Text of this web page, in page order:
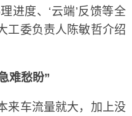
进度、‘云端’反馈等全
工委负责人陈敏哲介绍
难愁盼”
车流量就大，加上没